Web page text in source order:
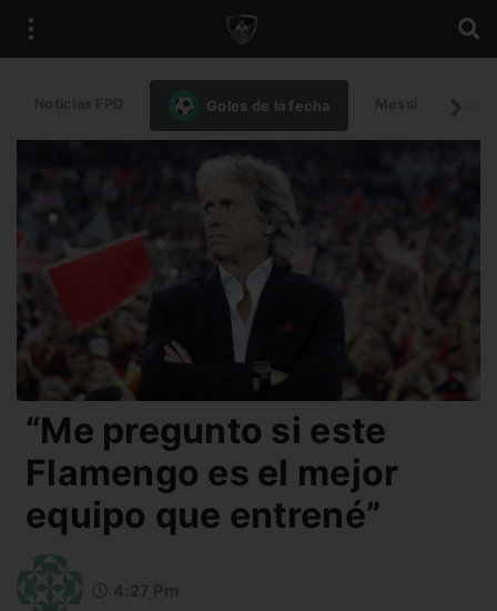
Goles de la fecha
“Me pregunto si este
Flamengo es el mejor
equipo que entrené”